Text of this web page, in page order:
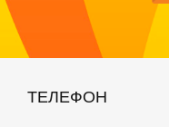
ТЕЛЕФОН